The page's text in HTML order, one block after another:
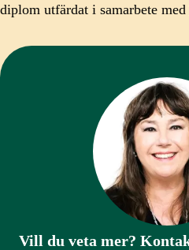
diplom utfärdat i samarbete med
Vill du veta mer?